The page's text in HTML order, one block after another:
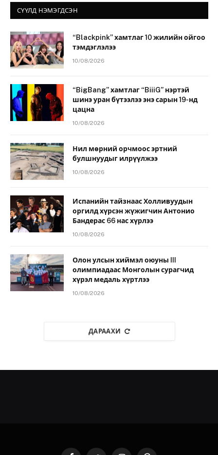
СҮҮЛД НЭМЭГДСЭН
“Blackpink” хамтлаг 10 жилийн ойгоо
тэмдэглэлээ
10/08/2026
“BigBang” хамтлаг “BiiiG” нэртэй
шинэ уран бүтээлээ энэ сарын 19-нд
цацна
10/08/2026
Нил мөрний орчмоос эртний
булшнуудыг илрүүлжээ
10/08/2026
Испанийн тайзнаас Холливуудын
оргилд хүрсэн жүжигчин Антонио
Бандерас 66 нас хүрлээ
10/08/2026
Олон улсын хиймэл оюуны III
олимпиадаас Монголын сурагчид
хүрэл медаль хүртлээ
10/08/2026
ДАРААХИ